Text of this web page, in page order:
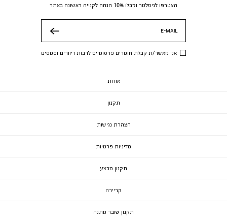
הצטרפו לניוזלטר וקבלו 10% הנחה לקנייה ראשונה באתר
E-MAIL
אני מאשר/ת קבלת חומרים פרסומיים לרבות דיוורים וסמסים
אודות
תקנון
הצהרת נגישות
מדיניות פרטיות
תקנון מבצע
קריירה
תקנון שובר מתנה